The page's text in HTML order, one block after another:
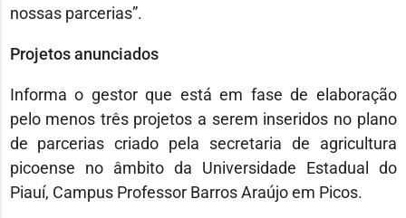
nossas parcerias”.
Projetos anunciados
Informa o gestor que está em fase de elaboração
pelo menos três projetos a serem inseridos no plano
de parcerias criado pela secretaria de agricultura
picoense no âmbito da Universidade Estadual do
Piauí, Campus Professor Barros Araújo em Picos.